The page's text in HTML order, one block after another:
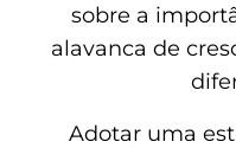
sobre a
alavanca de
Adotar uma